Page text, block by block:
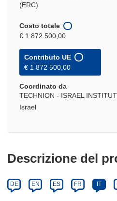
(ERC)
Costo totale
€ 1 872 500,00
Contributo UE
€ 1 872 500,00
Coordinato da
TECHNION - ISRAEL
Israel
Descrizione del
DE EN ES FR IT